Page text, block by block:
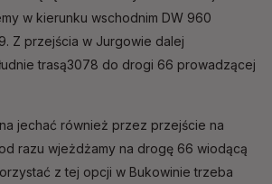
w kierunku wschodnim DW 960
Z przejścia w Jurgowie dalej
trasą3078 do drogi 66 prowadzącej
jechać również przez przejście na
razu wjeżdżamy na drogę 66 wiodącą
z tej opcji w Bukowinie trzeba